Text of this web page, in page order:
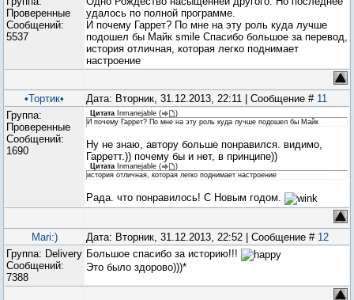
Проверенные
Сообщений:
5537
удалось по полной программе.
И почему Гаррет? По мне на эту роль куда лучше
подошел бы Майк smile Спасибо большое за перевод,
история отличная, которая легко поднимает
настроение
•Тортик• Дата: Вторник, 31.12.2013, 22:11 | Сообщение # 11
Группа:
Проверенные
Сообщений:
1690
Цитата Inmanejable (
)
И почему Гаррет? По мне на эту роль куда лучше подошел бы Майк
Ну не знаю, автору больше понравился. видимо,
Гарретт.)) почему бы и нет, в принципе))
Цитата Inmanejable (
)
история отличная, которая легко поднимает настроение
Рада. что понравилось! С Новым годом.
Mari:) Дата: Вторник, 31.12.2013, 22:52 | Сообщение # 12
Группа: Delivery
Сообщений:
7388
Большое спасибо за историю!!!
Это было здорово)))*